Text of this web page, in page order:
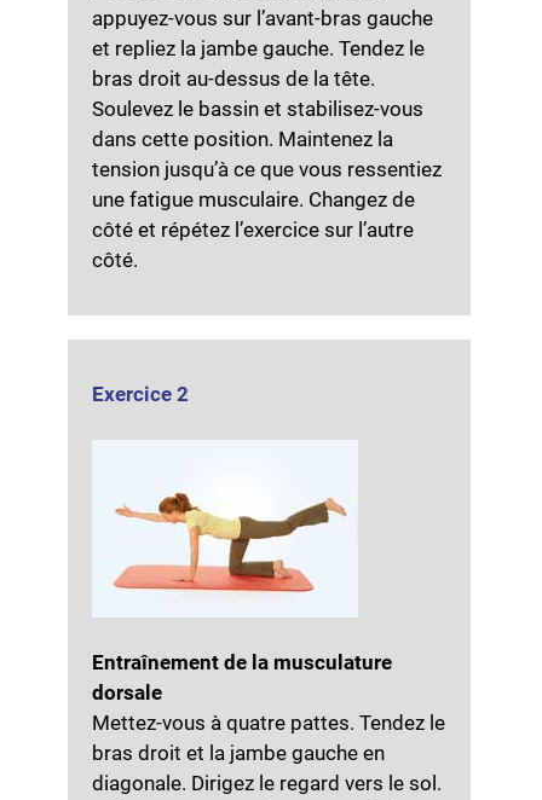
appuyez-vous sur l’avant-bras gauche
et repliez la jambe gauche. Tendez le
bras droit au-dessus de la tête.
Soulevez le bassin et stabilisez-vous
dans cette position. Maintenez la
tension jusqu’à ce que vous ressentiez
une fatigue musculaire. Changez de
côté et répétez l’exercice sur l’autre
côté.
Exercice 2
Entraînement de la musculature
dorsale
Mettez-vous à quatre pattes. Tendez le
bras droit et la jambe gauche en
diagonale. Dirigez le regard vers le sol.